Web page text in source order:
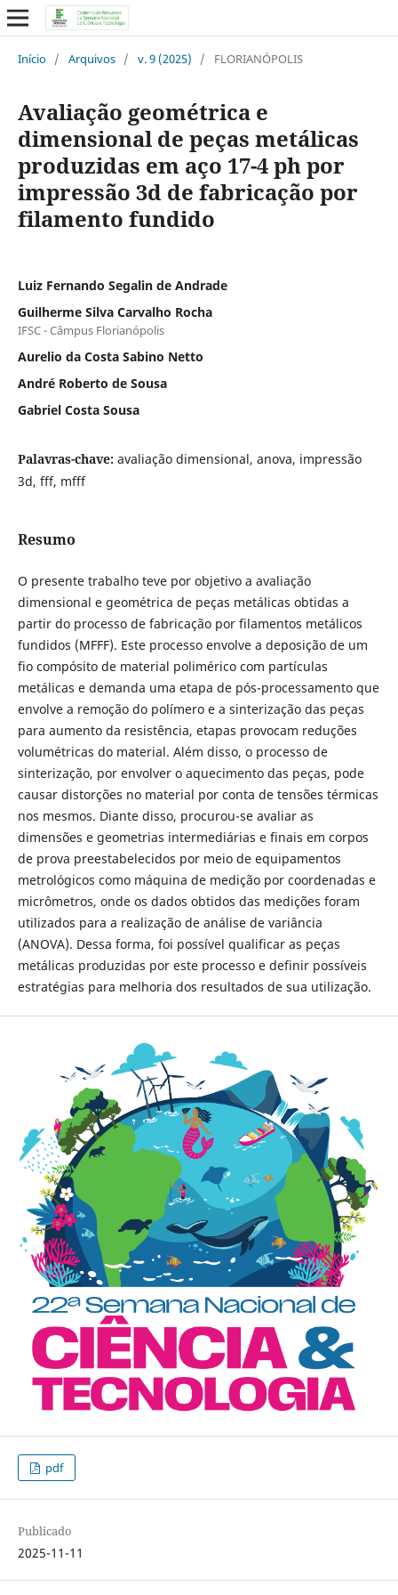
Início / Arquivos / v. 9 (2025) / FLORIANÓPOLIS
Avaliação geométrica e
dimensional de peças metálicas
produzidas em aço 17-4 ph por
impressão 3d de fabricação por
filamento fundido
Luiz Fernando Segalin de Andrade
Guilherme Silva Carvalho Rocha
IFSC - Câmpus Florianópolis
Aurelio da Costa Sabino Netto
André Roberto de Sousa
Gabriel Costa Sousa
Palavras-chave: avaliação dimensional, anova, impressão
3d, fff, mfff
Resumo
O presente trabalho teve por objetivo a avaliação
dimensional e geométrica de peças metálicas obtidas a
partir do processo de fabricação por filamentos metálicos
fundidos (MFFF). Este processo envolve a deposição de um
fio compósito de material polimérico com partículas
metálicas e demanda uma etapa de pós-processamento que
envolve a remoção do polímero e a sinterização das peças
para aumento da resistência, etapas provocam reduções
volumétricas do material. Além disso, o processo de
sinterização, por envolver o aquecimento das peças, pode
causar distorções no material por conta de tensões térmicas
nos mesmos. Diante disso, procurou-se avaliar as
dimensões e geometrias intermediárias e finais em corpos
de prova preestabelecidos por meio de equipamentos
metrológicos como máquina de medição por coordenadas e
micrômetros, onde os dados obtidos das medições foram
utilizados para a realização de análise de variância
(ANOVA). Dessa forma, foi possível qualificar as peças
metálicas produzidas por este processo e definir possíveis
estratégias para melhoria dos resultados de sua utilização.
pdf
Publicado
2025-11-11